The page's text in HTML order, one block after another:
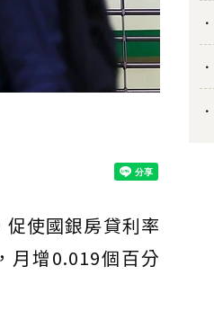
使國銀房貸利率
月增0.019個百分